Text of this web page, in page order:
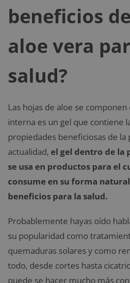
beneficios
aloe vera
salud?
Las hojas de aloe se
interna es un gel que contiene
propiedades beneficiosas de la
actualidad, el gel dentro de la
se usa en productos para el
consume en su forma
beneficios para la salud.
Probablemente hayas oído
su popularidad como
quemaduras solares y como
todo, desde cortes hasta
puede se hacer mucho más